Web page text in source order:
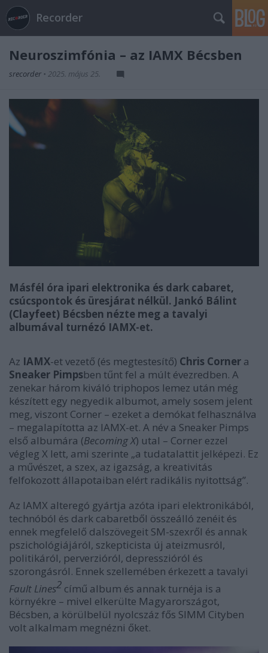
Recorder
Neuroszimfónia – az IAMX Bécsben
srecorder • 2025. május 25.
Másfél óra ipari elektronika és dark cabaret,
csúcspontok és üresjárat nélkül. Jankó Bálint
(Clayfeet) Bécsben nézte meg a tavalyi
albumával turnézó IAMX-et.
Az IAMX-et vezető (és megtestesítő) Chris Corner a
Sneaker Pimpsben tűnt fel a múlt évezredben. A
zenekar három kiváló triphopos lemez után még
készített egy negyedik albumot, amely sosem jelent
meg, viszont Corner – ezeket a demókat felhasználva
– megalapította az IAMX-et. A név a Sneaker Pimps
első albumára (Becoming X) utal – Corner ezzel
végleg X lett, ami szerinte „a tudatalattit jelképezi. Ez
a művészet, a szex, az igazság, a kreativitás
felfokozott állapotaiban elért radikális nyitottság”.
Az IAMX alteregó gyártja azóta ipari elektronikából,
technóból és dark cabaretből összeálló zenéit és
ennek megfelelő dalszövegeit SM-szexről és annak
pszichológiájáról, szkepticista új ateizmusról,
politikáról, perverzióról, depresszióról és
szorongásról. Ennek szellemében érkezett a tavalyi
Fault Lines2 című album és annak turnéja is a
környékre – mivel elkerülte Magyarországot,
Bécsben, a körülbelül nyolcszáz fős SIMM Cityben
volt alkalmam megnézni őket.